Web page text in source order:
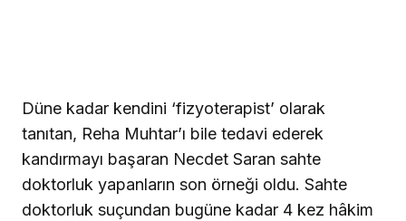
Düne kadar kendini ‘fizyoterapist’ olarak
tanıtan, Reha Muhtar’ı bile tedavi ederek
kandırmayı başaran Necdet Saran sahte
doktorluk yapanların son örneği oldu. Sahte
doktorluk suçundan bugüne kadar 4 kez hâkim